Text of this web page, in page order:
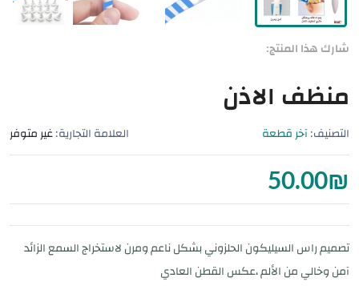
شارك هذا المنتج:
منظف الاذن
التصنيف: آخر قطعة العلامة التجارية: غير متوفر
50.00₪
تصميم راس السيليكون الحلزوني بشكل ناعم ومرن لاستخراج السمع الزائد
آمن وخالي من الألم ،عكس القطن العادي